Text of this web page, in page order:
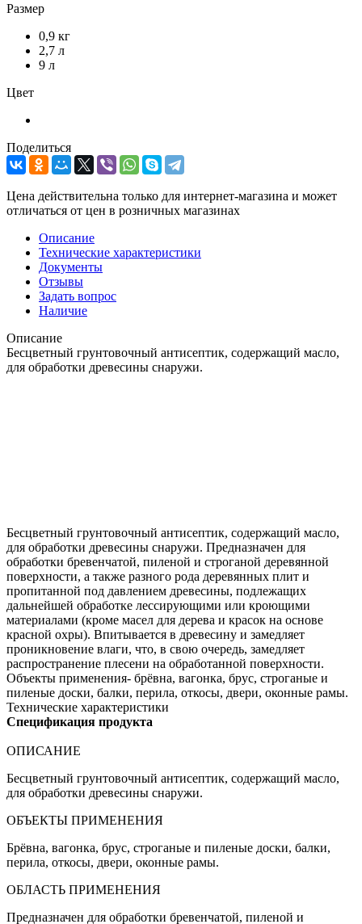
Размер
0,9 кг
2,7 л
9 л
Цвет
Поделиться
Цена действительна только для интернет-магазина и может
отличаться от цен в розничных магазинах
Описание
Технические характеристики
Документы
Отзывы
Задать вопрос
Наличие
Описание
Бесцветный грунтовочный антисептик, содержащий масло,
для обработки древесины снаружи.
Бесцветный грунтовочный антисептик, содержащий масло,
для обработки древесины снаружи. Предназначен для
обработки бревенчатой, пиленой и строганой деревянной
поверхности, а также разного рода деревянных плит и
пропитанной под давлением древесины, подлежащих
дальнейшей обработке лессирующими или кроющими
материалами (кроме масел для дерева и красок на основе
красной охры). Впитывается в древесину и замедляет
проникновение влаги, что, в свою очередь, замедляет
распространение плесени на обработанной поверхности.
Объекты применения- брёвна, вагонка, брус, строганые и
пиленые доски, балки, перила, откосы, двери, оконные рамы.
Технические характеристики
Спецификация продукта
ОПИСАНИЕ
Бесцветный грунтовочный антисептик, содержащий масло,
для обработки древесины снаружи.
ОБЪЕКТЫ ПРИМЕНЕНИЯ
Брёвна, вагонка, брус, строганые и пиленые доски, балки,
перила, откосы, двери, оконные рамы.
ОБЛАСТЬ ПРИМЕНЕНИЯ
Предназначен для обработки бревенчатой, пиленой и